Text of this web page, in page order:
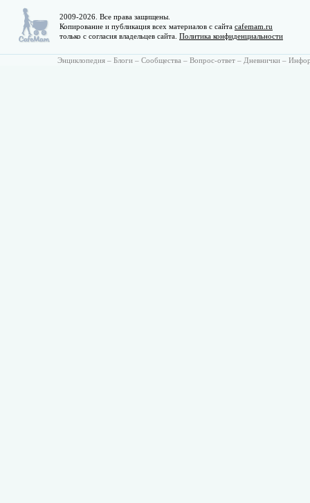
2009-2026. Все права защищены.
Копирование и публикация всех материалов с сайта cafemam.ru
только с согласия владельцев сайта. Политика конфиденциальности
Энциклопедия – Блоги – Сообщества – Вопрос-ответ – Дневнички –